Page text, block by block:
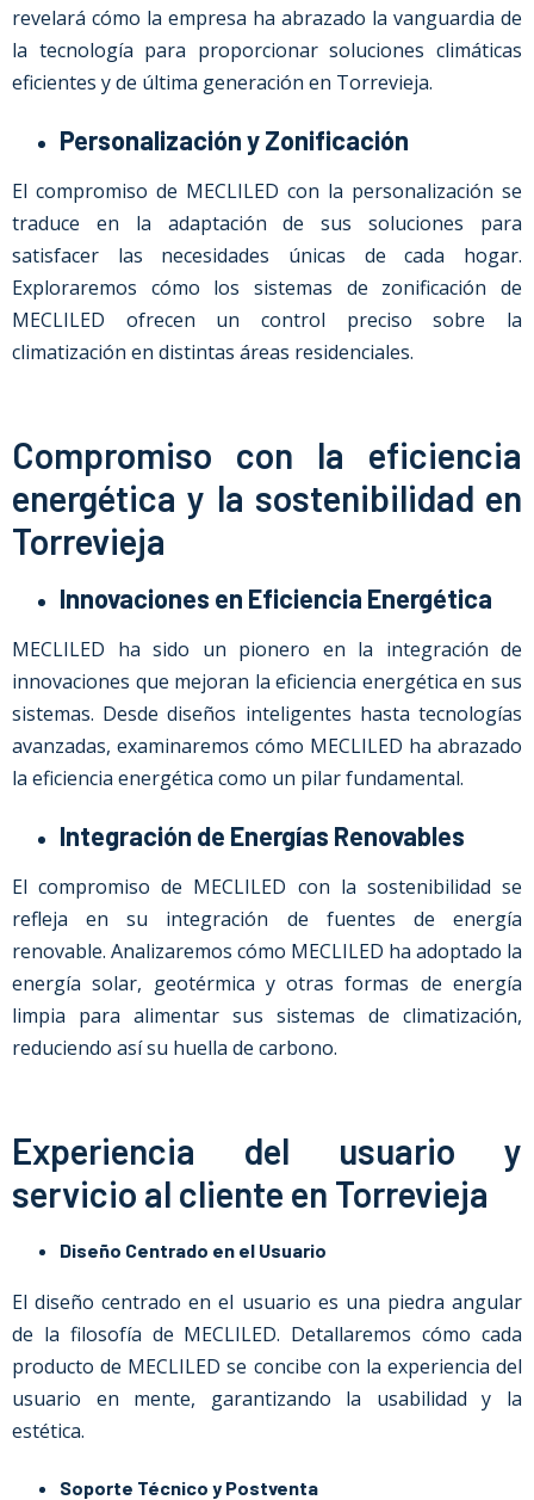
revelará cómo la empresa ha abrazado la vanguardia de
la tecnología para proporcionar soluciones climáticas
eficientes y de última generación en Torrevieja.
Personalización y Zonificación
El compromiso de MECLILED con la personalización se
traduce en la adaptación de sus soluciones para
satisfacer las necesidades únicas de cada hogar.
Exploraremos cómo los sistemas de zonificación de
MECLILED ofrecen un control preciso sobre la
climatización en distintas áreas residenciales.
Compromiso con la eficiencia
energética y la sostenibilidad en
Torrevieja
Innovaciones en Eficiencia Energética
MECLILED ha sido un pionero en la integración de
innovaciones que mejoran la eficiencia energética en sus
sistemas. Desde diseños inteligentes hasta tecnologías
avanzadas, examinaremos cómo MECLILED ha abrazado
la eficiencia energética como un pilar fundamental.
Integración de Energías Renovables
El compromiso de MECLILED con la sostenibilidad se
refleja en su integración de fuentes de energía
renovable. Analizaremos cómo MECLILED ha adoptado la
energía solar, geotérmica y otras formas de energía
limpia para alimentar sus sistemas de climatización,
reduciendo así su huella de carbono.
Experiencia del usuario y
servicio al cliente en Torrevieja
Diseño Centrado en el Usuario
El diseño centrado en el usuario es una piedra angular
de la filosofía de MECLILED. Detallaremos cómo cada
producto de MECLILED se concibe con la experiencia del
usuario en mente, garantizando la usabilidad y la
estética.
Soporte Técnico y Postventa